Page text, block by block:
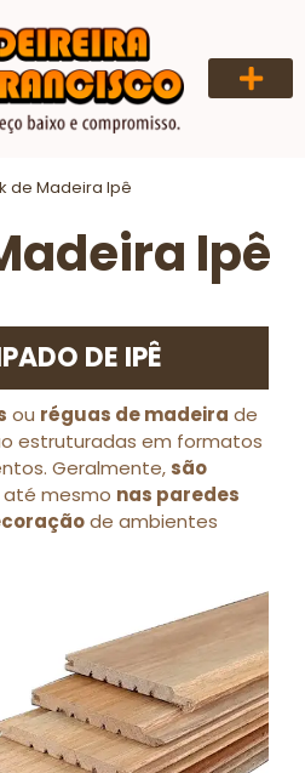
de Madeira Ipê
Ipê
DE IPÊ
ou réguas de madeira de
estruturadas em formatos
Geralmente, são
até mesmo nas paredes
de ambientes